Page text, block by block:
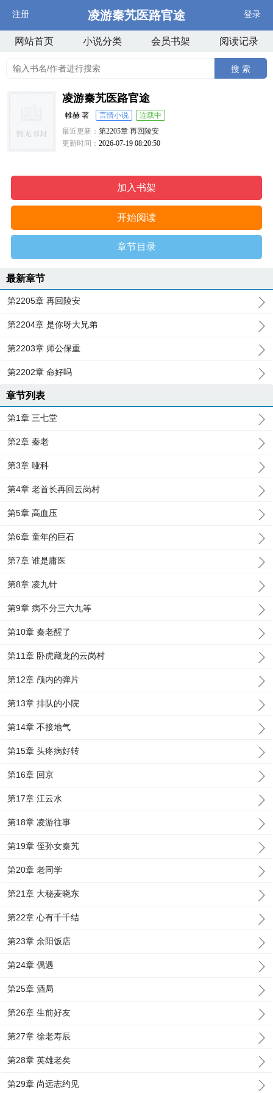
注册 凌游秦艽医路官途 登录
网站首页 小说分类 会员书架 阅读记录
搜 索
凌游秦艽医路官途
帷赫 著 言情小说
连载中
最近更新：第2205章 再回陵安
更新时间：2026-07-19 08:20:50
加入书架
开始阅读
章节目录
最新章节
第2205章 再回陵安
第2204章 是你呀大兄弟
第2203章 师公保重
第2202章 命好吗
章节列表
第1章 三七堂
第2章 秦老
第3章 哑科
第4章 老首长再回云岗村
第5章 高血压
第6章 童年的巨石
第7章 谁是庸医
第8章 凌九针
第9章 病不分三六九等
第10章 秦老醒了
第11章 卧虎藏龙的云岗村
第12章 颅内的弹片
第13章 排队的小院
第14章 不接地气
第15章 头疼病好转
第16章 回京
第17章 江云水
第18章 凌游往事
第19章 侄孙女秦艽
第20章 老同学
第21章 大秘麦晓东
第22章 心有千千结
第23章 余阳饭店
第24章 偶遇
第25章 酒局
第26章 生前好友
第27章 徐老寿辰
第28章 英雄老矣
第29章 尚远志约见